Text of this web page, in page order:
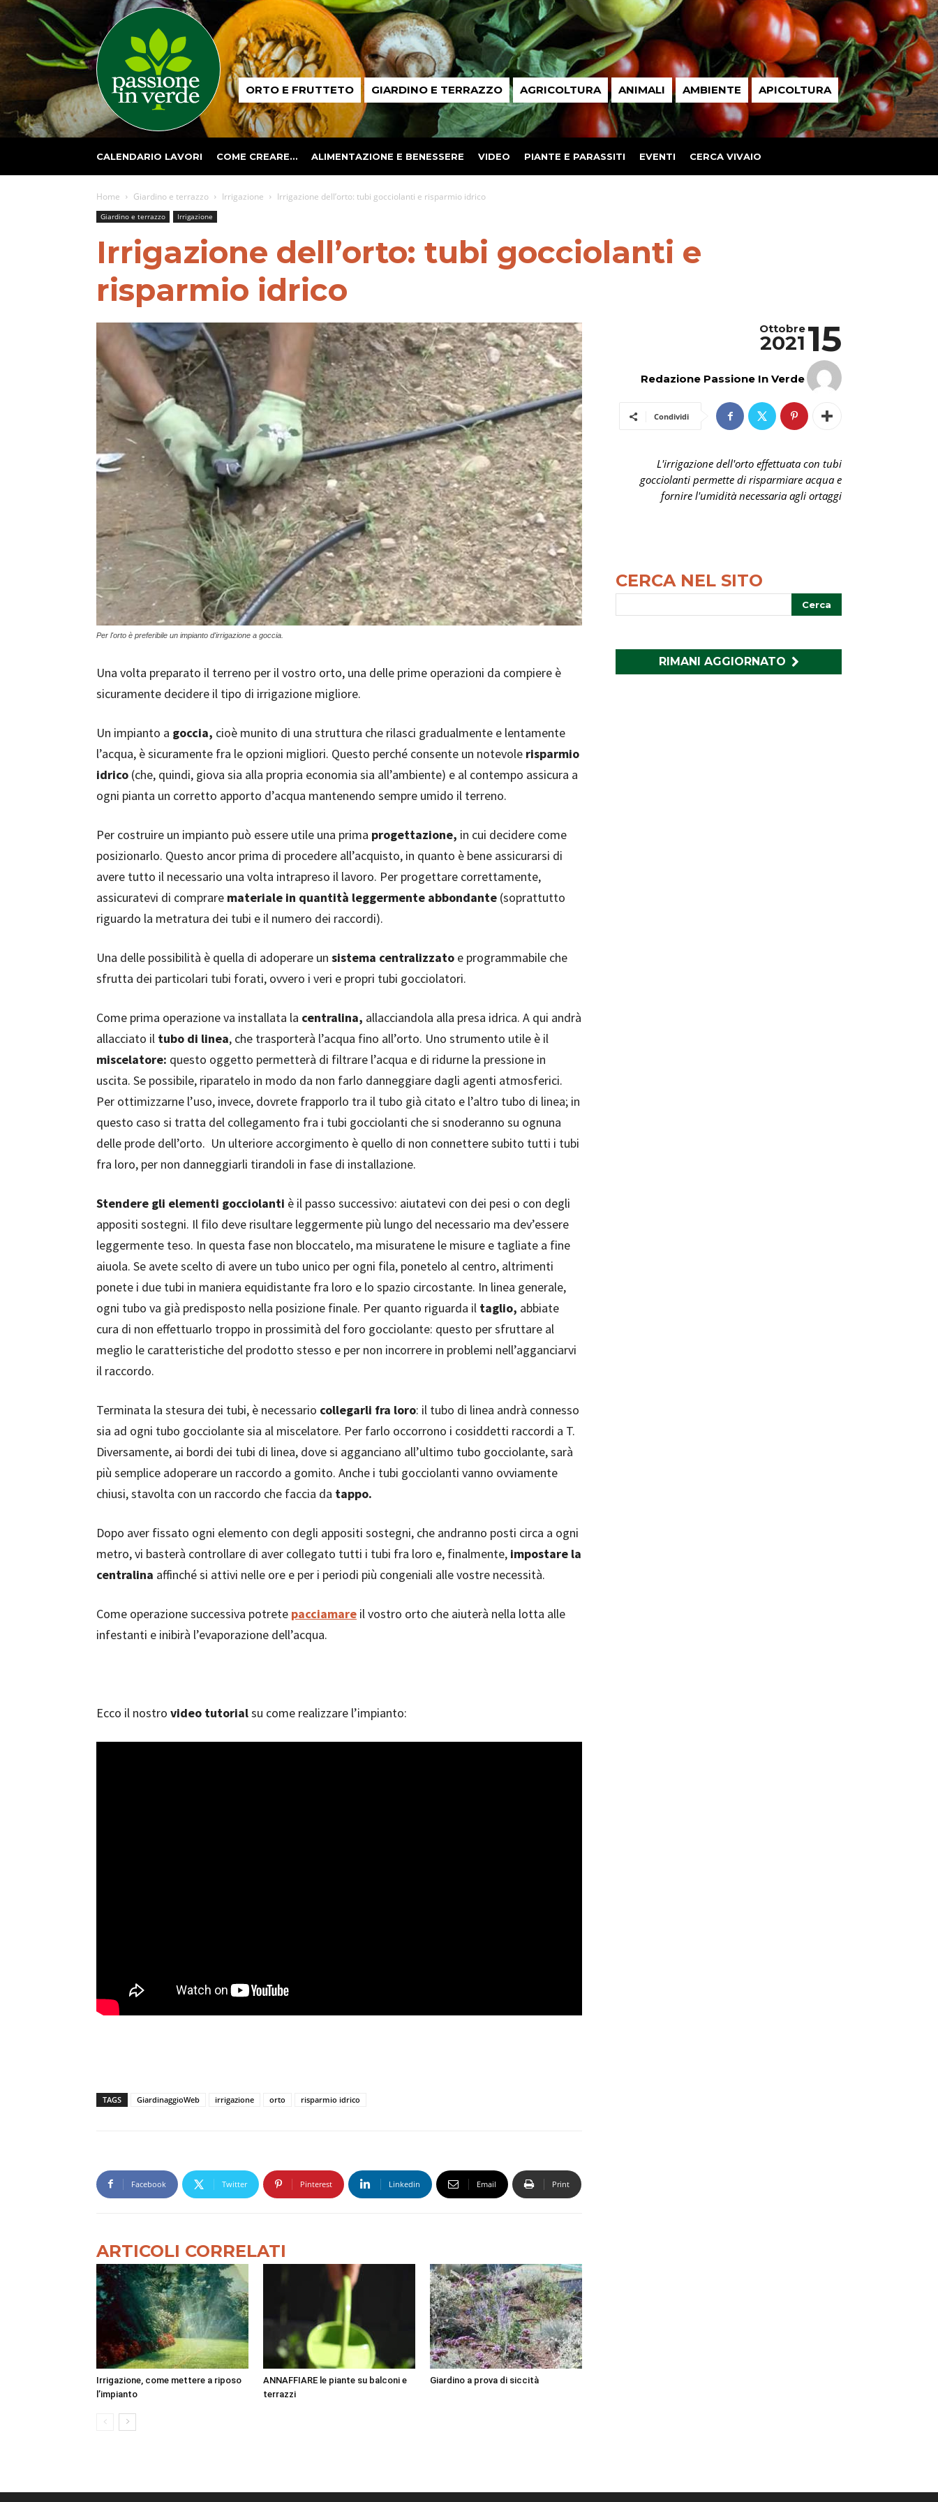
Passione
in ORTO E FRUTTETO GIARDINO E TERRAZZO AGRICOLTURA ANIMALI AMBIENTE APICOLTURA
CALENDARIO LAVORI COME CREARE… ALIMENTAZIONE E BENESSERE VIDEO PIANTE E PARASSITI EVENTI CERCA VIVAIO
Home Giardino e terrazzo Irrigazione Irrigazione dell’orto: tubi gocciolanti e risparmio idrico
Giardino e terrazzo Irrigazione
Irrigazione dell’orto: tubi gocciolanti e
risparmio idrico
Per l'orto è preferibile un impianto d'irrigazione a goccia.
Una volta preparato il terreno per il vostro orto, una delle prime operazioni da compiere è
sicuramente decidere il tipo di irrigazione migliore.
Un impianto a goccia, cioè munito di una struttura che rilasci gradualmente e lentamente
l’acqua, è sicuramente fra le opzioni migliori. Questo perché consente un notevole risparmio
idrico (che, quindi, giova sia alla propria economia sia all’ambiente) e al contempo assicura a
ogni pianta un corretto apporto d’acqua mantenendo sempre umido il terreno.
Per costruire un impianto può essere utile una prima progettazione, in cui decidere come
posizionarlo. Questo ancor prima di procedere all’acquisto, in quanto è bene assicurarsi di
avere tutto il necessario una volta intrapreso il lavoro. Per progettare correttamente,
assicuratevi di comprare materiale in quantità leggermente abbondante (soprattutto
riguardo la metratura dei tubi e il numero dei raccordi).
Una delle possibilità è quella di adoperare un sistema centralizzato e programmabile che
sfrutta dei particolari tubi forati, ovvero i veri e propri tubi gocciolatori.
Come prima operazione va installata la centralina, allacciandola alla presa idrica. A qui andrà
allacciato il tubo di linea, che trasporterà l’acqua fino all’orto. Uno strumento utile è il
miscelatore: questo oggetto permetterà di filtrare l’acqua e di ridurne la pressione in
uscita. Se possibile, riparatelo in modo da non farlo danneggiare dagli agenti atmosferici.
Per ottimizzarne l’uso, invece, dovrete frapporlo tra il tubo già citato e l’altro tubo di linea; in
questo caso si tratta del collegamento fra i tubi gocciolanti che si snoderanno su ognuna
delle prode dell’orto. Un ulteriore accorgimento è quello di non connettere subito tutti i tubi
fra loro, per non danneggiarli tirandoli in fase di installazione.
Stendere gli elementi gocciolanti è il passo successivo: aiutatevi con dei pesi o con degli
appositi sostegni. Il filo deve risultare leggermente più lungo del necessario ma dev’essere
leggermente teso. In questa fase non bloccatelo, ma misuratene le misure e tagliate a fine
aiuola. Se avete scelto di avere un tubo unico per ogni fila, ponetelo al centro, altrimenti
ponete i due tubi in maniera equidistante fra loro e lo spazio circostante. In linea generale,
ogni tubo va già predisposto nella posizione finale. Per quanto riguarda il taglio, abbiate
cura di non effettuarlo troppo in prossimità del foro gocciolante: questo per sfruttare al
meglio le caratteristiche del prodotto stesso e per non incorrere in problemi nell’agganciarvi
il raccordo.
Terminata la stesura dei tubi, è necessario collegarli fra loro: il tubo di linea andrà connesso
sia ad ogni tubo gocciolante sia al miscelatore. Per farlo occorrono i cosiddetti raccordi a T.
Diversamente, ai bordi dei tubi di linea, dove si agganciano all’ultimo tubo gocciolante, sarà
più semplice adoperare un raccordo a gomito. Anche i tubi gocciolanti vanno ovviamente
chiusi, stavolta con un raccordo che faccia da tappo.
Dopo aver fissato ogni elemento con degli appositi sostegni, che andranno posti circa a ogni
metro, vi basterà controllare di aver collegato tutti i tubi fra loro e, finalmente, impostare la
centralina affinché si attivi nelle ore e per i periodi più congeniali alle vostre necessità.
Come operazione successiva potrete pacciamare il vostro orto che aiuterà nella lotta alle
infestanti e inibirà l’evaporazione dell’acqua.
Ecco il nostro video tutorialsu come realizzare l’impianto:
TAGS GiardinaggioWeb irrigazione orto risparmio idrico
Facebook Twitter Pinterest Linkedin Email Print
ARTICOLI CORRELATI
Irrigazione, come mettere a riposo
l’impianto
ANNAFFIARE le piante su balconi e
terrazzi
Giardino a prova di siccità
15
Ottobre
2021
Redazione Passione In Verde
Condividi
L'irrigazione dell'orto effettuata con tubi
gocciolanti permette di risparmiare acqua e
fornire l'umidità necessaria agli ortaggi
CERCA NEL SITO
RIMANI AGGIORNATO